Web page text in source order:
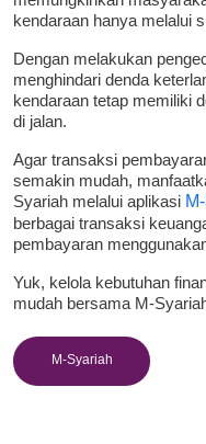
kendaraan hanya melalui
Dengan melakukan
menghindari denda
kendaraan tetap memiliki
di jalan.
Agar transaksi
semakin mudah,
Syariah melalui aplikasi
berbagai transaksi
pembayaran
Yuk, kelola kebutuhan
mudah bersama M-
M-Syariah